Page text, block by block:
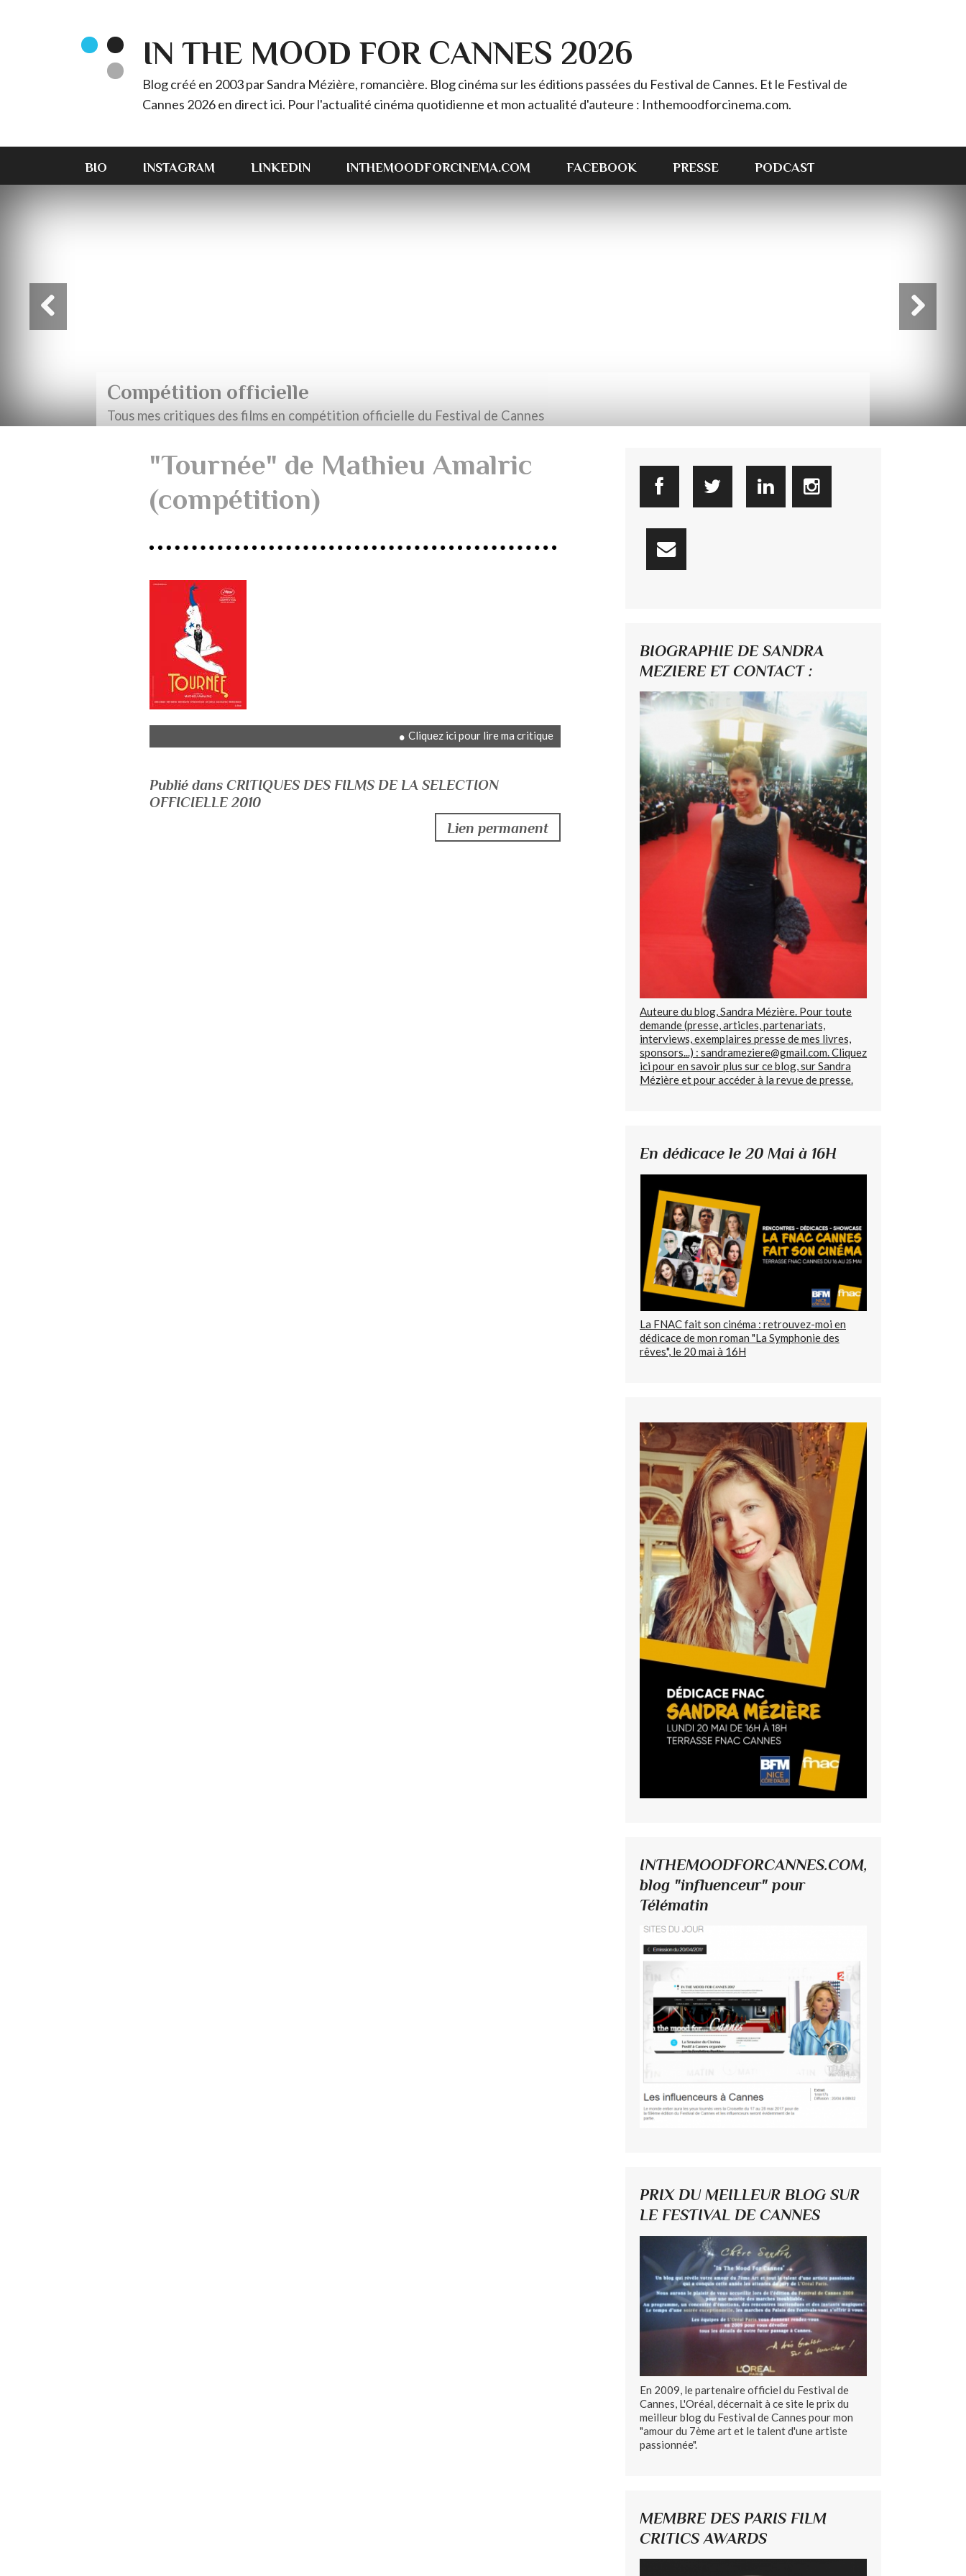
IN THE MOOD FOR CANNES 2026
Blog créé en 2003 par Sandra Mézière, romancière. Blog cinéma sur les éditions passées du Festival de Cannes. Et le Festival de
Cannes 2026 en direct ici. Pour l'actualité cinéma quotidienne et mon actualité d'auteure : Inthemoodforcinema.com.
BIO INSTAGRAM LINKEDIN INTHEMOODFORCINEMA.COM FACEBOOK PRESSE PODCAST
Compétition officielle
Tous mes critiques des films en compétition officielle du Festival de Cannes
"Tournée" de Mathieu Amalric
(compétition)
Cliquez ici pour lire ma critique
Publié dans CRITIQUES DES FILMS DE LA SELECTION
OFFICIELLE 2010
Lien permanent
BIOGRAPHIE DE SANDRA
MEZIERE ET CONTACT :
Auteure du blog, Sandra Mézière. Pour toute
demande (presse, articles, partenariats,
interviews, exemplaires presse de mes livres,
sponsors...) : sandrameziere@gmail.com. Cliquez
ici pour en savoir plus sur ce blog, sur Sandra
Mézière et pour accéder à la revue de presse.
En dédicace le 20 Mai à 16H
La FNAC fait son cinéma : retrouvez-moi en
dédicace de mon roman "La Symphonie des
rêves", le 20 mai à 16H
INTHEMOODFORCANNES.COM,
blog "influenceur" pour
Télématin
PRIX DU MEILLEUR BLOG SUR
LE FESTIVAL DE CANNES
En 2009, le partenaire officiel du Festival de
Cannes, L'Oréal, décernait à ce site le prix du
meilleur blog du Festival de Cannes pour mon
"amour du 7ème art et le talent d'une artiste
passionnée".
MEMBRE DES PARIS FILM
CRITICS AWARDS